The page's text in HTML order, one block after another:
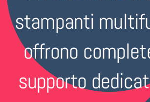
stampanti
offrono
supporto